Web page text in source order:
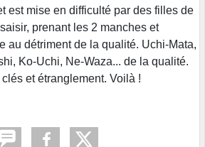
est mise en difficulté par des filles de
prenant les 2 manches et
au détriment de la qualité. Uchi-Mata,
Ko-Uchi, Ne-Waza... de la qualité.
et étranglement. Voilà !